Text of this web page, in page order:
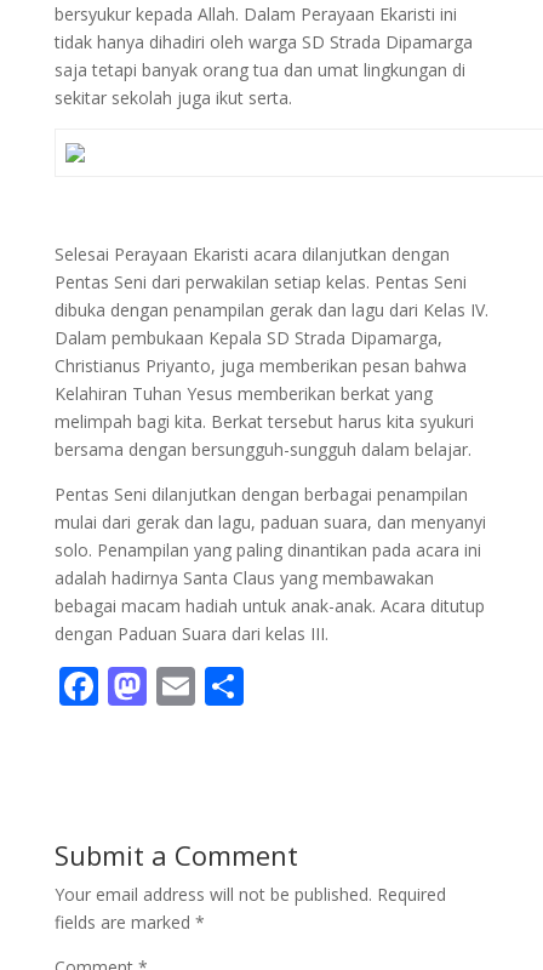
bersyukur kepada Allah. Dalam Perayaan Ekaristi ini
tidak hanya dihadiri oleh warga SD Strada Dipamarga
saja tetapi banyak orang tua dan umat lingkungan di
sekitar sekolah juga ikut serta.
Selesai Perayaan Ekaristi acara dilanjutkan dengan
Pentas Seni dari perwakilan setiap kelas. Pentas Seni
dibuka dengan penampilan gerak dan lagu dari Kelas IV.
Dalam pembukaan Kepala SD Strada Dipamarga,
Christianus Priyanto, juga memberikan pesan bahwa
Kelahiran Tuhan Yesus memberikan berkat yang
melimpah bagi kita. Berkat tersebut harus kita syukuri
bersama dengan bersungguh-sungguh dalam belajar.
Pentas Seni dilanjutkan dengan berbagai penampilan
mulai dari gerak dan lagu, paduan suara, dan menyanyi
solo. Penampilan yang paling dinantikan pada acara ini
adalah hadirnya Santa Claus yang membawakan
bebagai macam hadiah untuk anak-anak. Acara ditutup
dengan Paduan Suara dari kelas III.
F
o
o
k
M
o
n
E S
Submit a Comment
Your email address will not be published. Required
fields are marked *